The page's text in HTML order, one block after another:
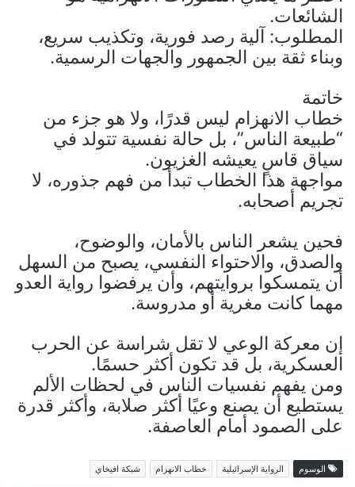
الشائعات.
المطلوب: آلية رصد فورية، وتكذيب سريع،
وبناء ثقة بين الجمهور والجهات الرسمية.
خاتمة
خطاب الانهزام ليس قدرًا، ولا هو جزء من
“طبيعة الناس”، بل حالة نفسية تتولد في
سياق قاسٍ يعيشه الغزيون.
مواجهة هذا الخطاب تبدأ من فهم جذوره، لا
تجريم أصحابه.
فحين يشعر الناس بالأمان، والوضوح،
والصدق، والاحتواء النفسي، يصبح من السهل
أن يتمسكوا بروايتهم، وأن يرفضوا رواية العدو
مهما كانت مغرية أو مدروسة.
إن معركة الوعي لا تقل شراسة عن الحرب
العسكرية، بل قد تكون أكثر حسمًا.
ومن يفهم نفسيات الناس في لحظات الألم
يستطيع أن يصنع وعيًا أكثر صلابة، وأكثر قدرة
على الصمود أمام العاصفة.
الوسوم الرواية الإسرائيلية خطاب الانهزام شبكة افيخاي